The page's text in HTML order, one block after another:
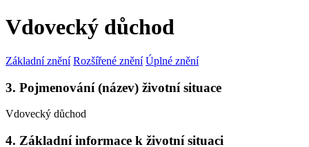
Vdovecký důchod
Základní znění Rozšířené znění Úplné znění
3. Pojmenování (název) životní situace
Vdovecký důchod
4. Základní informace k životní situaci